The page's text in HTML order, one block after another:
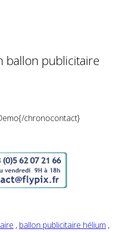
ballon publicitaire
chronocontact}
, ballon publicitaire hélium ,